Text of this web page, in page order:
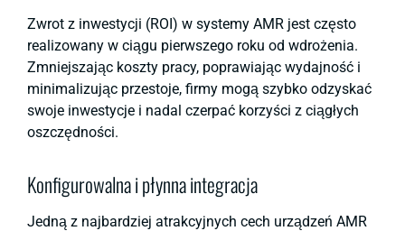
Zwrot z inwestycji (ROI) w systemy AMR jest często
realizowany w ciągu pierwszego roku od wdrożenia.
Zmniejszając koszty pracy, poprawiając wydajność i
minimalizując przestoje, firmy mogą szybko odzyskać
swoje inwestycje i nadal czerpać korzyści z ciągłych
oszczędności.
Konfigurowalna i płynna integracja
Jedną z najbardziej atrakcyjnych cech urządzeń AMR